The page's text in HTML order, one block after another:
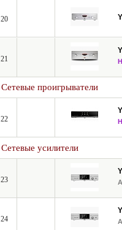
20
21
Сетевые проигрыватели
22
Сетевые усилители
23
24